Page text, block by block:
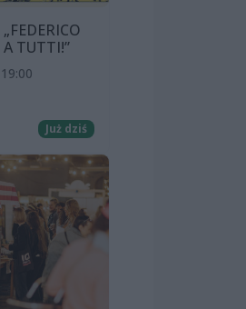
TUTTI!”
Już dziś